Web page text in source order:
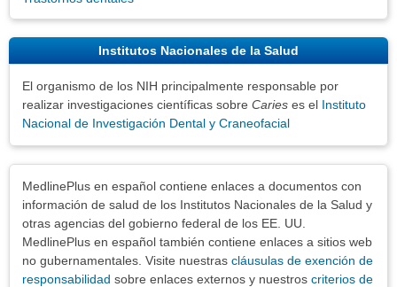
Institutos Nacionales de la Salud
El organismo de los NIH principalmente responsable por
realizar investigaciones científicas sobre Caries es el Instituto
Nacional de Investigación Dental y Craneofacial
MedlinePlus en español contiene enlaces a documentos con
información de salud de los Institutos Nacionales de la Salud y
otras agencias del gobierno federal de los EE. UU.
MedlinePlus en español también contiene enlaces a sitios web
no gubernamentales. Visite nuestras cláusulas de exención de
responsabilidad sobre enlaces externos y nuestros criterios de